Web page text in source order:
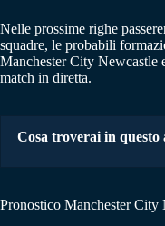
Nelle prossime righe
squadre, le probabili
Manchester City Newcastle
match in diretta.
Cosa troverai in questo
Pronostico Manchester City